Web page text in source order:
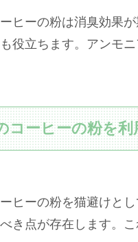
ヒーの粉は消臭効果
役立ちます。アンモ
コーヒーの粉を
ヒーの粉を猫避けと
き点が存在します。